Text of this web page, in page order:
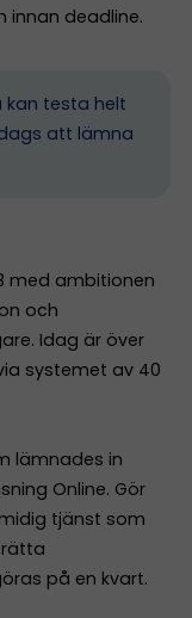
innan deadline.
kan testa helt
att lämna
med ambitionen
och
Idag är över
systemet av 40
lämnades in
Online. Gör
tjänst som
på en kvart.